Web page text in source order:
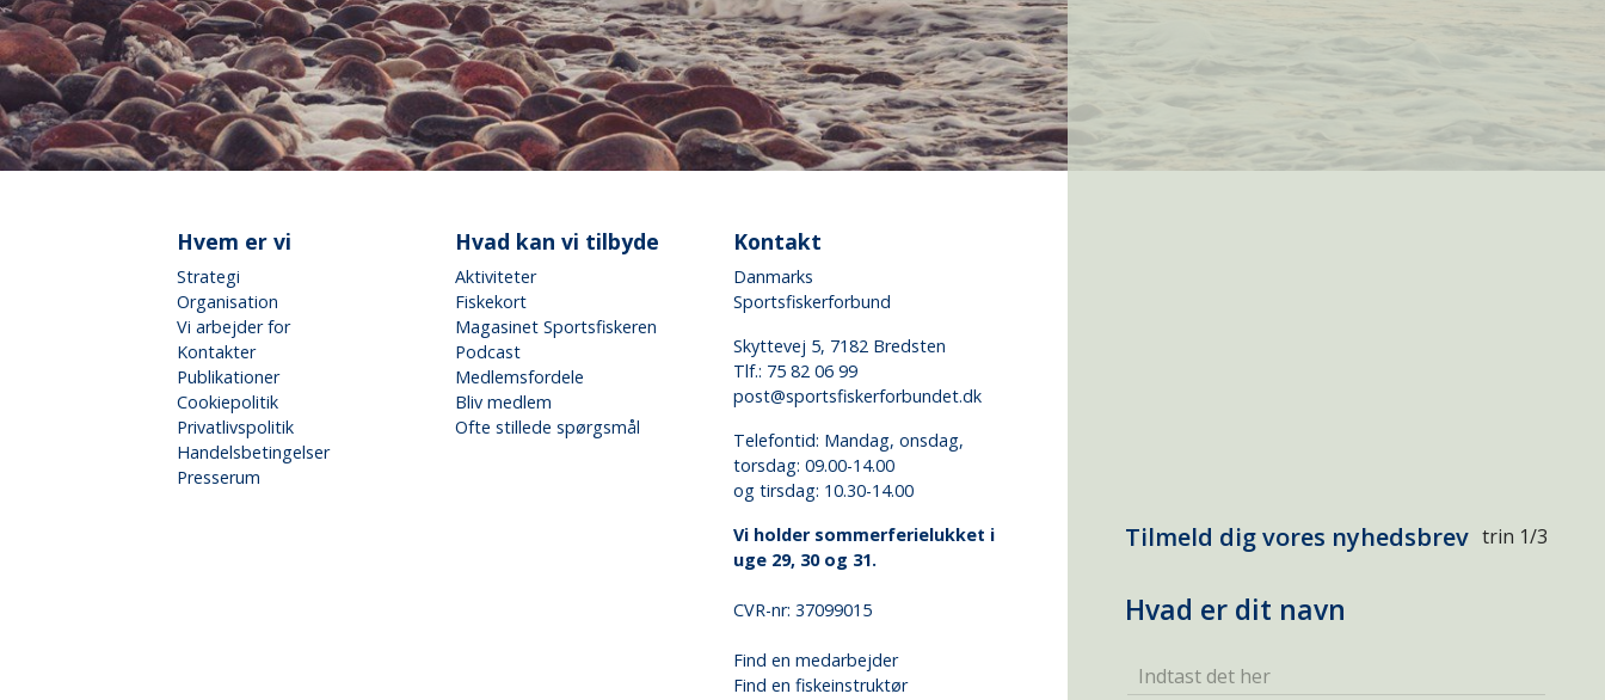
Tilmeld dig vores nyhedsbrev trin 1/3
Hvad er dit navn
Indtast det her
Hvem er vi
Strategi
Organisation
Vi arbejder for
Kontakter
Publikationer
Cookiepolitik
Privatlivspolitik
Handelsbetingelser
Presserum
Hvad kan vi tilbyde
Aktiviteter
Fiskekort
Magasinet Sportsfiskeren
Podcast
Medlemsfordele
Bliv medlem
Ofte stillede spørgsmål
Kontakt
Danmarks
Sportsfiskerforbund
Skyttevej 5, 7182 Bredsten
Tlf.: 75 82 06 99
post@sportsfiskerforbundet.dk
Telefontid: Mandag, onsdag,
torsdag: 09.00-14.00
og tirsdag: 10.30-14.00
Vi holder sommerferielukket i
uge 29, 30 og 31.
CVR-nr: 37099015
Find en medarbejder
Find en fiskeinstruktør